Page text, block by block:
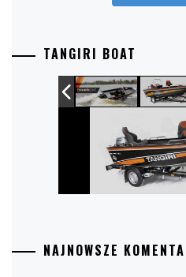
TANGIRI BOAT
NAJNOWSZE